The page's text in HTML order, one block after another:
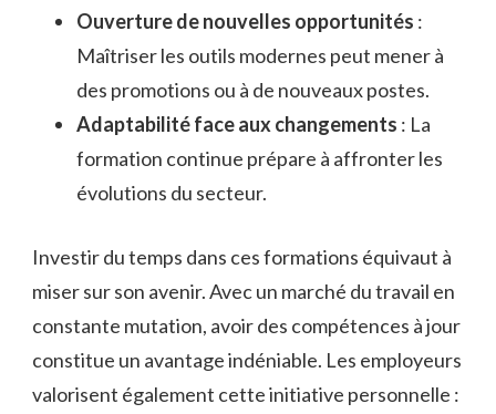
Ouverture de nouvelles opportunités :
Maîtriser les outils modernes peut mener à
des promotions ou à de nouveaux postes.
Adaptabilité face aux changements : La
formation continue prépare à affronter les
évolutions du secteur.
Investir du temps dans ces formations équivaut à
miser sur son avenir. Avec un marché du travail en
constante mutation, avoir des compétences à jour
constitue un avantage indéniable. Les employeurs
valorisent également cette initiative personnelle :